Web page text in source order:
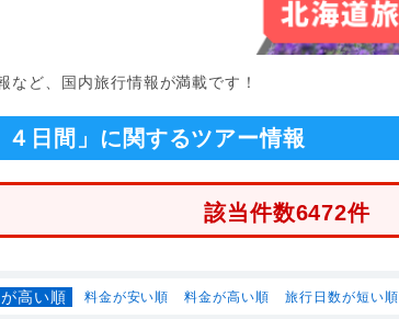
ど、国内旅行情報が満載です！
日間」に関するツアー情報
該当件数6472件
高い順 料金が安い順 料金が高い順 旅行日数が短い順